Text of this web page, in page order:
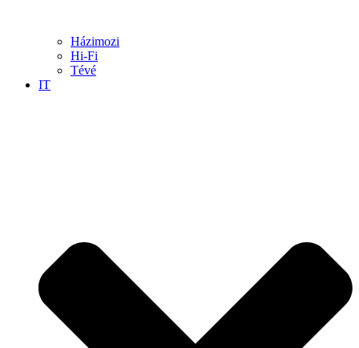
Házimozi
Hi-Fi
Tévé
IT